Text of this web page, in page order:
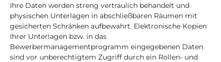
Ihre Daten werden streng vertraulich behandelt und
physischen Unterlagen in abschließbaren Räumen mit
gesicherten Schränken aufbewahrt. Elektronische Kopien
Ihrer Unterlagen bzw. in das
Bewerbermanagementprogramm eingegebenen Daten
sind vor unberechtigtem Zugriff durch ein Rollen- und